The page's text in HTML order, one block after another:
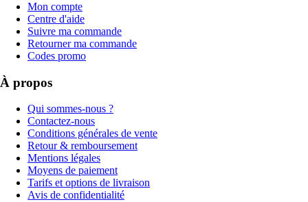
Mon compte
Centre d'aide
Suivre ma commande
Retourner ma commande
Codes promo
À propos
Qui sommes-nous ?
Contactez-nous
Conditions générales de vente
Retour & remboursement
Mentions légales
Moyens de paiement
Tarifs et options de livraison
Avis de confidentialité